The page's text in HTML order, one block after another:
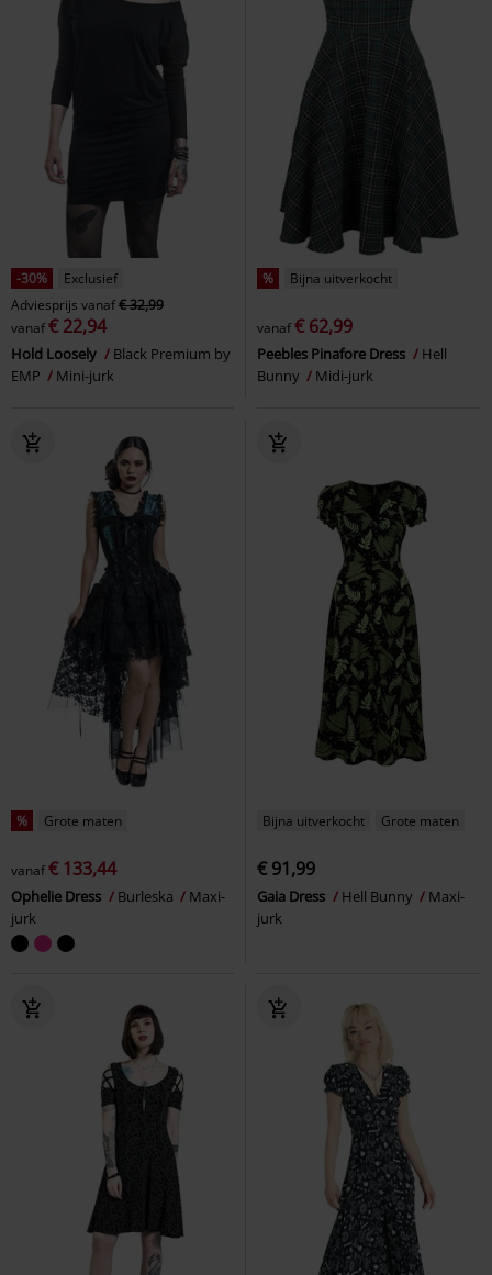
-30%
Exclusief
Adviesprijs vanaf€ 32,99
vanaf€ 22,94
Hold Loosely
Black Premium by
EMP
Mini-jurk
% Bijna uitverkocht
vanaf€ 62,99
Peebles Pinafore Dress
Hell
Bunny
Midi-jurk
% Grote maten
vanaf€ 133,44
Ophelie Dress Burleska
Maxi-
jurk
Bijna uitverkocht Grote maten
€ 91,99
Gaia Dress Hell Bunny
Maxi-
jurk